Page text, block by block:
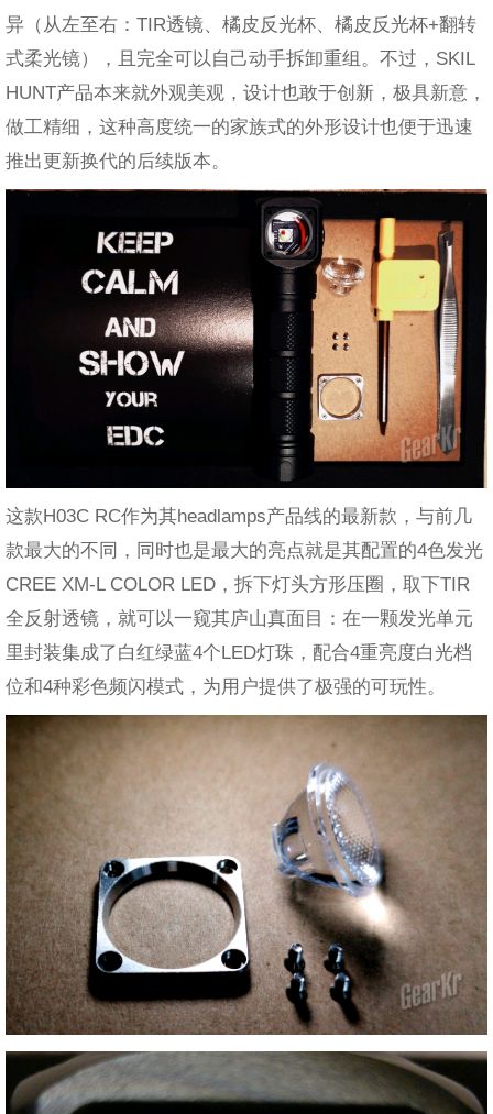
异（从左至右：TIR透镜、橘皮反光杯、橘皮反光杯+翻转
式柔光镜），且完全可以自己动手拆卸重组。不过，SKIL
HUNT产品本来就外观美观，设计也敢于创新，极具新意，
做工精细，这种高度统一的家族式的外形设计也便于迅速
推出更新换代的后续版本。
这款H03C RC作为其headlamps产品线的最新款，与前几
款最大的不同，同时也是最大的亮点就是其配置的4色发光
CREE XM-L COLOR LED，拆下灯头方形压圈，取下TIR
全反射透镜，就可以一窥其庐山真面目：在一颗发光单元
里封装集成了白红绿蓝4个LED灯珠，配合4重亮度白光档
位和4种彩色频闪模式，为用户提供了极强的可玩性。